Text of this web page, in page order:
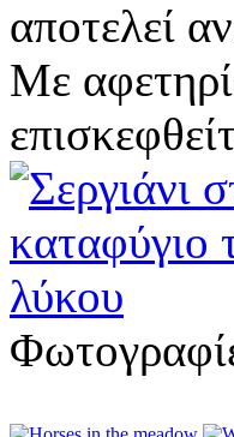
αποτελεί
Με